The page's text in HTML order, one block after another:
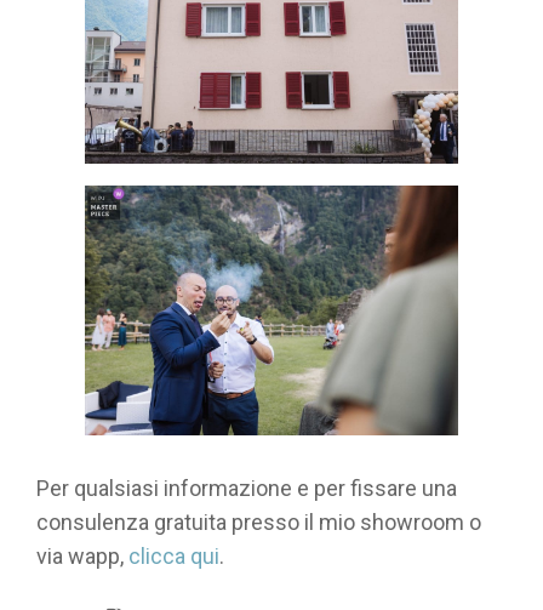
Per qualsiasi informazione e per fissare una
consulenza gratuita presso il mio showroom o
via wapp, clicca qui.